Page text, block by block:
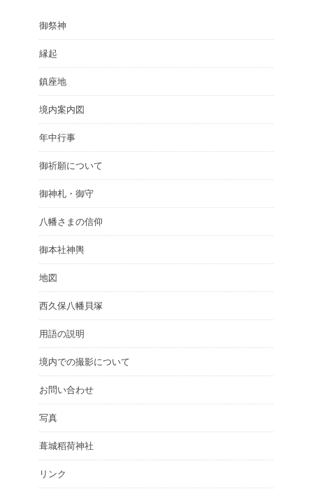
御祭神
縁起
鎮座地
境内案内図
年中行事
御祈願について
御神札・御守
八幡さまの信仰
御本社神輿
地図
西久保八幡貝塚
用語の説明
境内での撮影について
お問い合わせ
写真
葺城稻荷神社
リンク